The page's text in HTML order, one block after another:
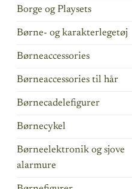
Borge og Playsets
Børne- og karakterlegetøj
Børneaccessories
Børneaccessories til hår
Børnecadelefigurer
Børnecykel
Børneelektronik og sjove
alarmure